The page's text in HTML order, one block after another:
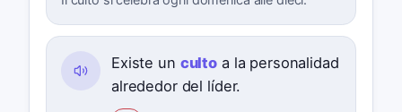
Existe un culto a la personalidad
alrededor del líder.